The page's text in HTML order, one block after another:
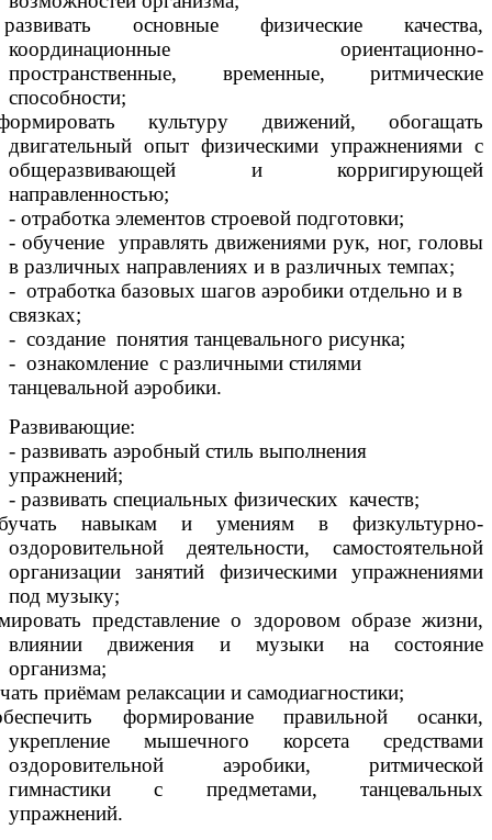
основные физические качества,
координационные ориентационно-
пространственные, временные, ритмические
способности;
культуру движений, обогащать
двигательный опыт физическими упражнениями с
общеразвивающей и корригирующей
направленностью;
- отработка элементов строевой подготовки;
- обучение управлять движениями рук, ног, головы
в различных направлениях и в различных темпах;
- отработка базовых шагов аэробики отдельно и в
связках;
- создание понятия танцевального рисунка;
- ознакомление с различными стилями
танцевальной аэробики.
Развивающие:
- развивать аэробный стиль выполнения
упражнений;
- развивать специальных физических качеств;
навыкам и умениям в физкультурно-
оздоровительной деятельности, самостоятельной
организации занятий физическими упражнениями
под музыку;
представление о здоровом образе жизни,
влиянии движения и музыки на состояние
организма;
приёмам релаксации и самодиагностики;
формирование правильной осанки,
укрепление мышечного корсета средствами
оздоровительной аэробики, ритмической
гимнастики с предметами, танцевальных
упражнений.